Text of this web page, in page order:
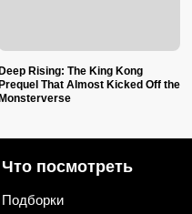
Rising: The King Kong
That Almost Kicked Off the
Что посмотреть
Подборки